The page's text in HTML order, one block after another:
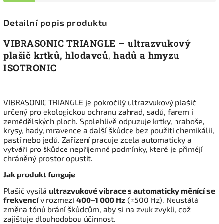
Detailní popis produktu
VIBRASONIC TRIANGLE – ultrazvukový
plašič krtků, hlodavců, hadů a hmyzu
ISOTRONIC
VIBRASONIC TRIANGLE je pokročilý ultrazvukový plašič
určený pro ekologickou ochranu zahrad, sadů, farem i
zemědělských ploch. Spolehlivě odpuzuje krtky, hraboše,
krysy, hady, mravence a další škůdce bez použití chemikálií,
pastí nebo jedů. Zařízení pracuje zcela automaticky a
vytváří pro škůdce nepříjemné podmínky, které je přimějí
chráněný prostor opustit.
Jak produkt funguje
Plašič vysílá ultrazvukové vibrace s automaticky měnící se
frekvencív rozmezí400–1 000 Hz (±500 Hz). Neustálá
změna tónů brání škůdcům, aby si na zvuk zvykli, což
zajišťuje dlouhodobou účinnost.